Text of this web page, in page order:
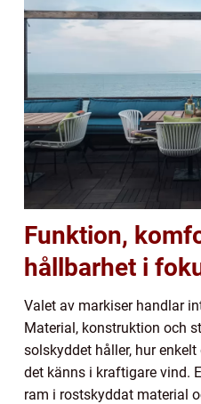
Funktion,
hållbarhet i
Valet av markiser handlar
Material, konstruktion och
solskyddet håller, hur
det känns i kraftigare vind.
ram i rostskyddat material